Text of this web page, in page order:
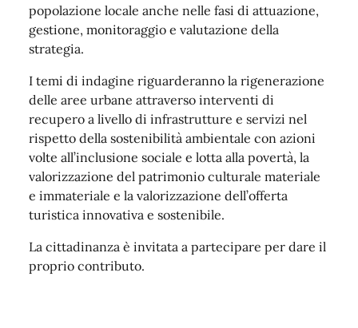
popolazione locale anche nelle fasi di attuazione,
gestione, monitoraggio e valutazione della
strategia.
I temi di indagine riguarderanno la rigenerazione
delle aree urbane attraverso interventi di
recupero a livello di infrastrutture e servizi nel
rispetto della sostenibilità ambientale con azioni
volte all’inclusione sociale e lotta alla povertà, la
valorizzazione del patrimonio culturale materiale
e immateriale e la valorizzazione dell’offerta
turistica innovativa e sostenibile.
La cittadinanza è invitata a partecipare per dare il
proprio contributo.